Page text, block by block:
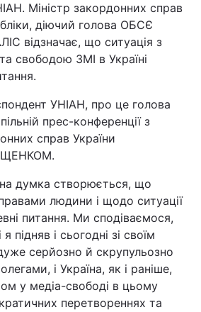
Міністр закордонних справ
діючий голова ОБСЄ
відзначає, що ситуація з
свободою ЗМІ в Україні
УНІАН, про це голова
прес-конференції з
справ України
думка створюється, що
людини і щодо ситуації
питання. Ми сподіваємося,
підняв і сьогодні зі своїм
серйозно й скрупульозно
і Україна, як і раніше,
у медіа-свободі в цьому
перетвореннях та